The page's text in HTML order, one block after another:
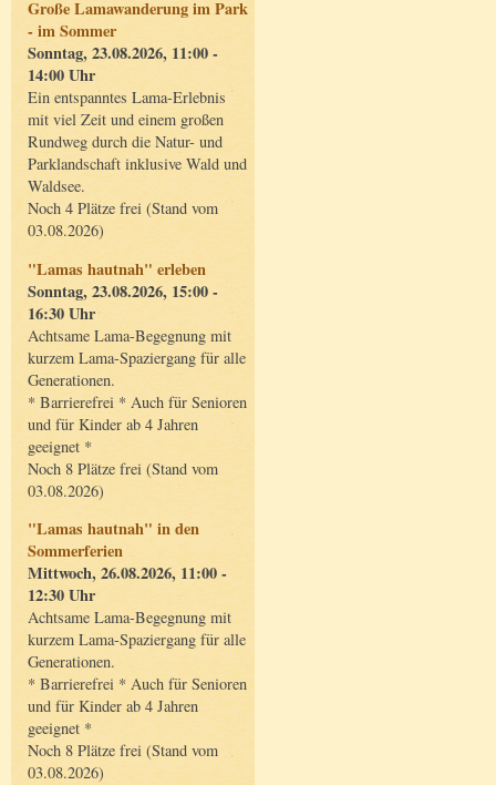
Große Lamawanderung im Park
- im Sommer
Sonntag, 23.08.2026, 11:00 -
14:00 Uhr
Ein entspanntes Lama-Erlebnis
mit viel Zeit und einem großen
Rundweg durch die Natur- und
Parklandschaft inklusive Wald und
Waldsee.
Noch 4 Plätze frei (Stand vom
03.08.2026)
"Lamas hautnah" erleben
Sonntag, 23.08.2026, 15:00 -
16:30 Uhr
Achtsame Lama-Begegnung mit
kurzem Lama-Spaziergang für alle
Generationen.
* Barrierefrei * Auch für Senioren
und für Kinder ab 4 Jahren
geeignet *
Noch 8 Plätze frei (Stand vom
03.08.2026)
"Lamas hautnah" in den
Sommerferien
Mittwoch, 26.08.2026, 11:00 -
12:30 Uhr
Achtsame Lama-Begegnung mit
kurzem Lama-Spaziergang für alle
Generationen.
* Barrierefrei * Auch für Senioren
und für Kinder ab 4 Jahren
geeignet *
Noch 8 Plätze frei (Stand vom
03.08.2026)